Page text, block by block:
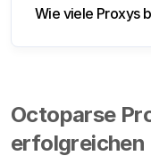
Wie viele Proxys
Octoparse